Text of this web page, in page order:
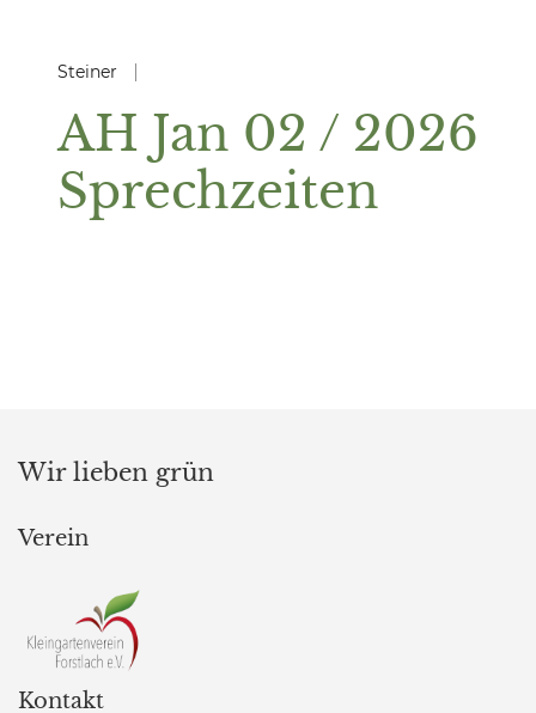
AH Jan 02 / 2026
Sprechzeiten
Steiner
Wir lieben grün
Verein
Kontakt